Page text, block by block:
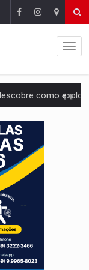
como explodir asteroide com bomba
na traseira de
com frango virou o meu
que podem começar com pouco dinheiro e
dimensão continental e posição
para quem quer
espécie de rã em florestas
Veja como consultar o